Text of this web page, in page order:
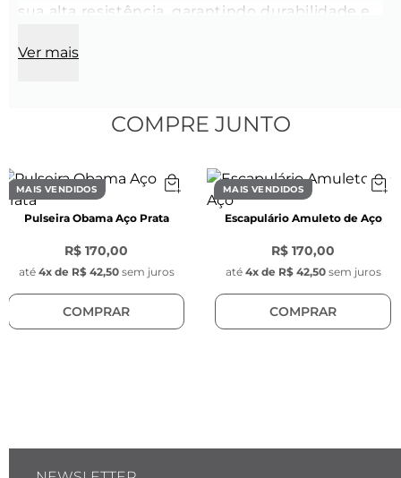
sua alta resistência, garantindo durabilidade e
Base do anel:
Aro:
Formato anatômico para um ajuste
confortável e seguro;
Disponível nos tamanhos: 17, 19, 21, 23, 25 e 27;
Superfície resistente ao desgaste,
proporcionando uma longa durabilidade e
preservando a estética da peça ao longo do
tempo;
Ver mais
COMPRE JUNTO
MAIS VENDIDOS
Pulseira Obama Aço Prata
R$ 170,00
até 4x de R$ 42,50 sem juros
COMPRAR
MAIS VENDIDOS
Escapulário Amuleto de Aço
R$ 170,00
até 4x de R$ 42,50 sem juros
COMPRAR